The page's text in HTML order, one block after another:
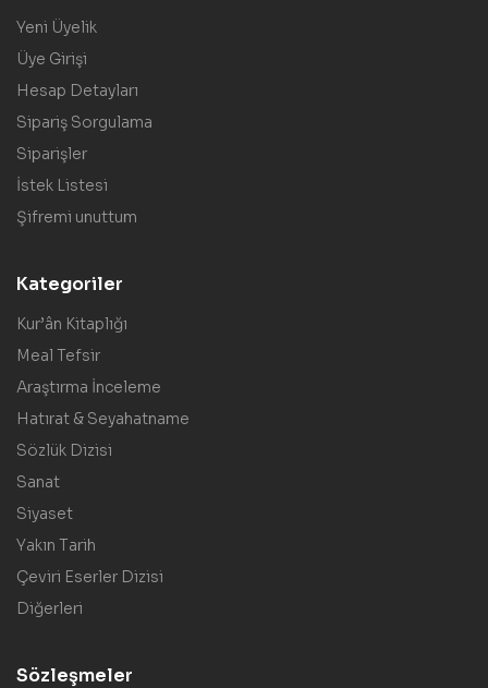
Yeni Üyelik
Üye Girişi
Hesap Detayları
Sipariş Sorgulama
Siparişler
İstek Listesi
Şifremi unuttum
Kategoriler
Kur’ân Kitaplığı
Meal Tefsir
Araştırma İnceleme
Hatırat & Seyahatname
Sözlük Dizisi
Sanat
Siyaset
Yakın Tarih
Çeviri Eserler Dizisi
Diğerleri
Sözleşmeler